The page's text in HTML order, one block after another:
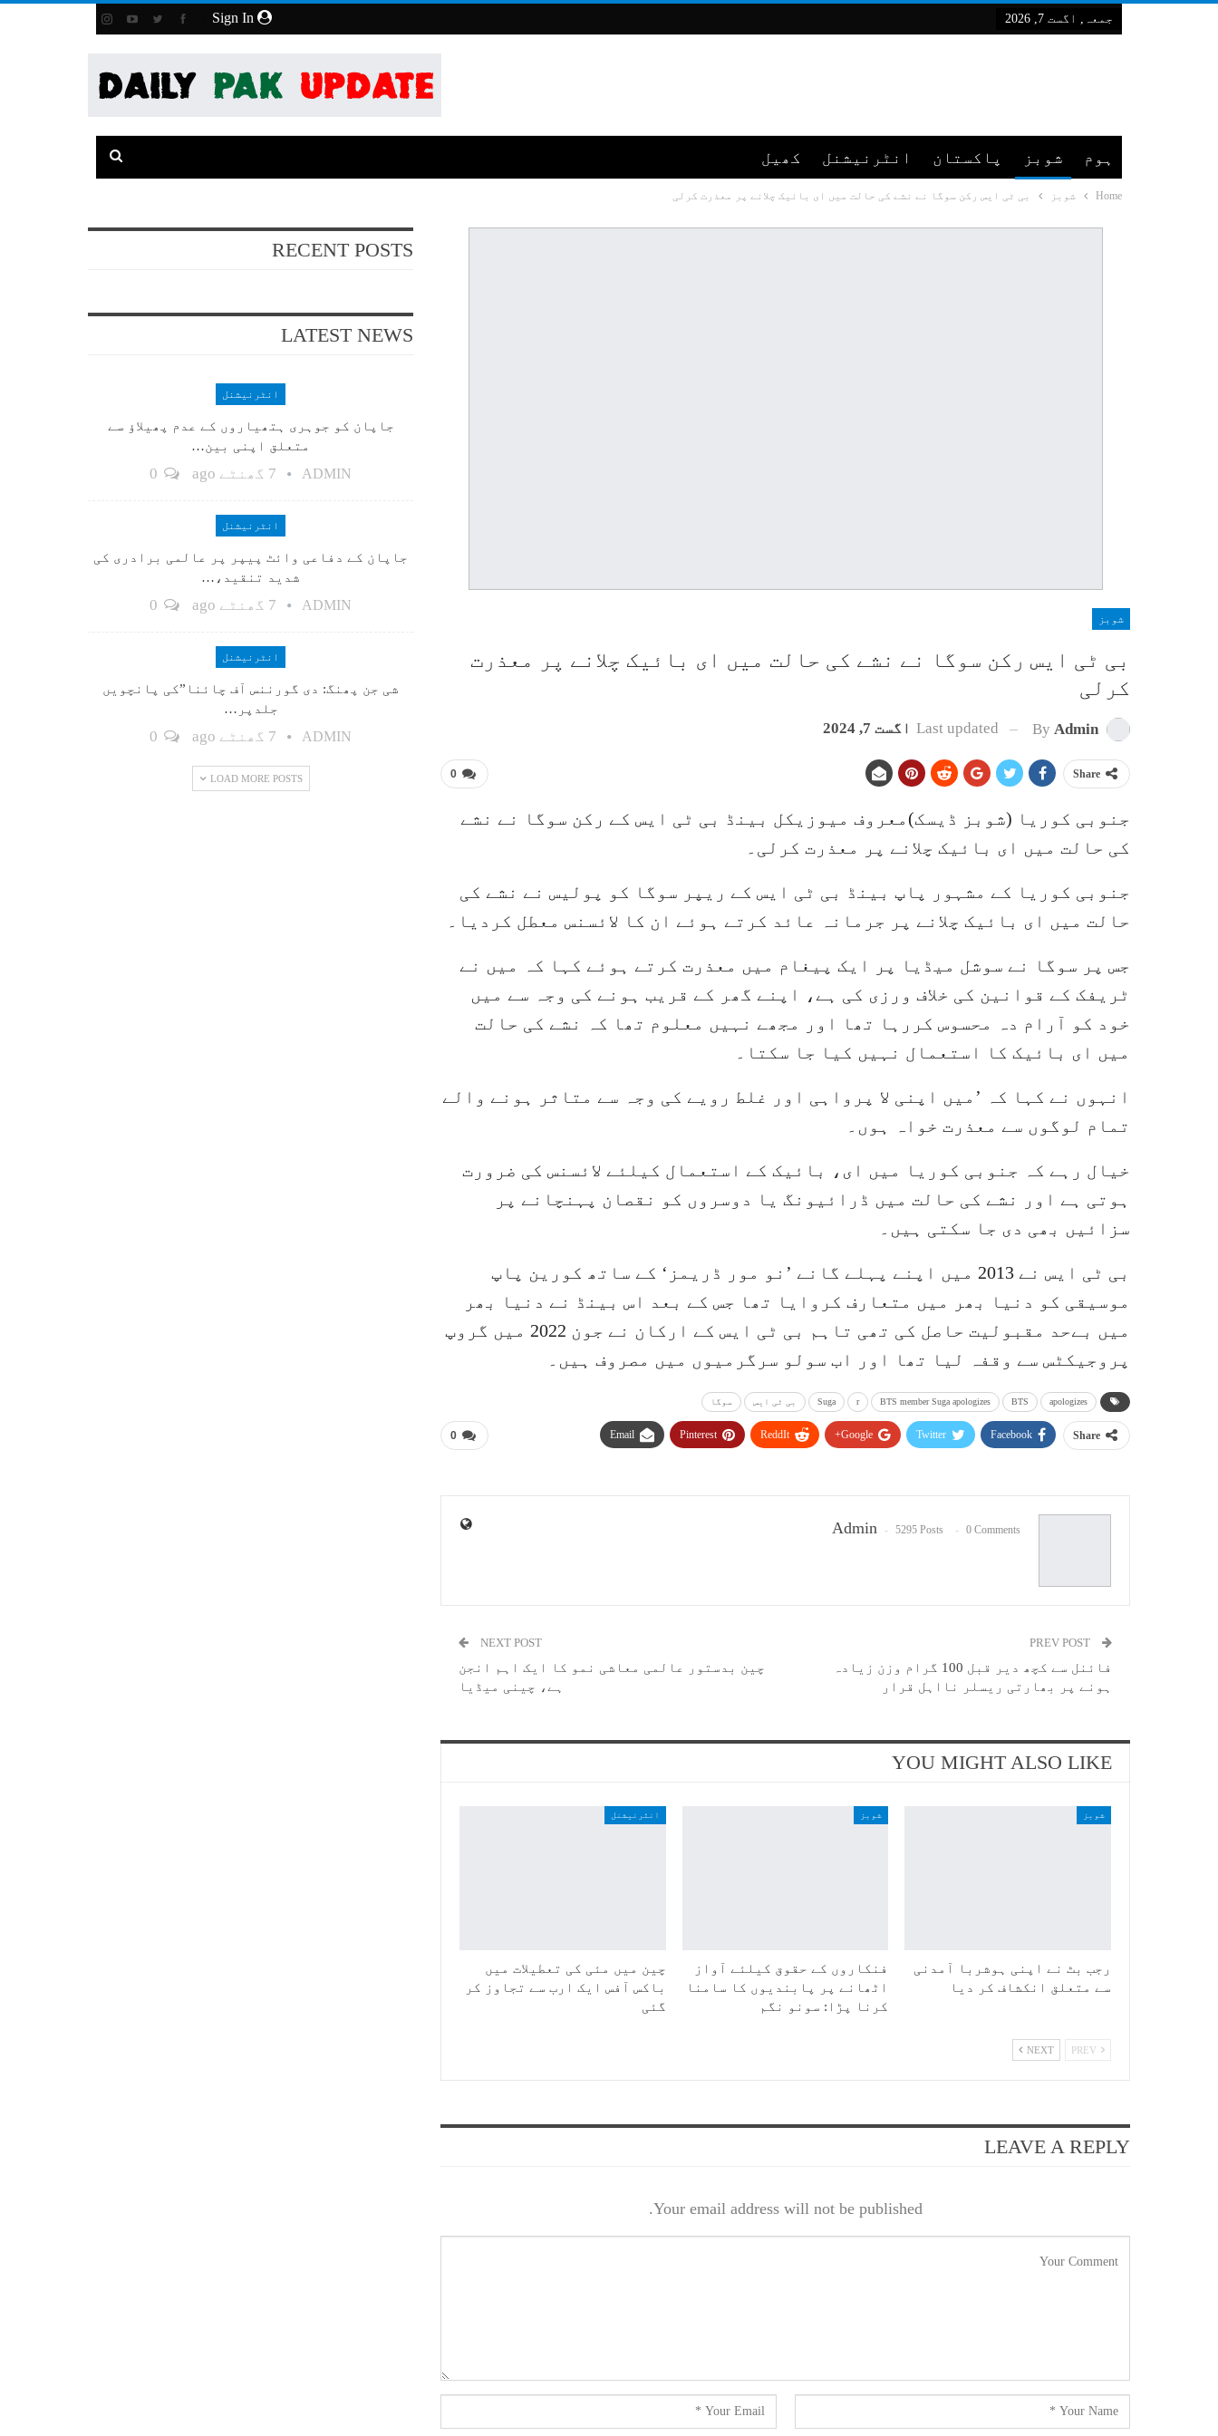
جمعہ, اگست 7, 2026
ہوم شوبز پاکستان انٹرنیشنل کھیل
Home شوبز بی ٹی ایس رکن سوگا نے نشے کی حالت میں ای بائیک چلانے پر معذرت کرلی
شوبز
بی ٹی ایس رکن سوگا نے نشے کی حالت میں ای بائیک چلانے پر معذرت
کرلی
By Admin
Last updated اگست 7, 2024
0 Share
جنوبی کوریا (شوبز ڈیسک)معروف میوزیکل بینڈ بی ٹی ایس کے رکن سوگا نے نشے
کی حالت میں ای بائیک چلانے پر معذرت کرلی۔
جنوبی کوریا کے مشہور پاپ بینڈ بی ٹی ایس کے ریپر سوگا کو پولیس نے نشے کی
حالت میں ای بائیک چلانے پر جرمانہ عائد کرتے ہوئے ان کا لائسنس معطل کردیا۔
جس پر سوگا نے سوشل میڈیا پر ایک پیغام میں معذرت کرتے ہوئے کہا کہ میں نے
ٹریفک کے قوانین کی خلاف ورزی کی ہے، اپنے گھر کے قریب ہونے کی وجہ سے میں
خود کو آرام دہ محسوس کررہا تھا اور مجھے نہیں معلوم تھا کہ نشے کی حالت
میں ای بائیک کا استعمال نہیں کیا جا سکتا۔
انہوں نے کہا کہ ’میں اپنی لا پرواہی اور غلط رویے کی وجہ سے متاثر ہونے والے
تمام لوگوں سے معذرت خواہ ہوں۔
خیال رہے کہ جنوبی کوریا میں ای، بائیک کے استعمال کیلئے لائسنس کی ضرورت
ہوتی ہے اور نشے کی حالت میں ڈرائیونگ یا دوسروں کو نقصان پہنچانے پر
سزائیں بھی دی جا سکتی ہیں۔
بی ٹی ایس نے 2013 میں اپنے پہلے گانے ’نو مور ڈریمز‘ کے ساتھ کورین پاپ
موسیقی کو دنیا بھر میں متعارف کروایا تھا جس کے بعد اس بینڈ نے دنیا بھر
میں بےحد مقبولیت حاصل کی تھی تاہم بی ٹی ایس کے ارکان نے جون 2022 میں گروپ
پروجیکٹس سے وقفہ لیا تھا اور اب سولو سرگرمیوں میں مصروف ہیں۔
apologizes
BTS
BTS member Suga apologizes
r
Suga بی ٹی ایس سوگا
0 Share
Facebook
Twitter
Google+
ReddIt
Pinterest
Email
Admin 5295 Posts 0 Comments
فائنل سے کچھ دیر قبل 100 گرام وزن زیادہ
ہونے پر بھارتی ریسلر نااہل قرار
NEXT POST
چین بدستور عالمی معاشی نمو کا ایک اہم انجن
ہے، چینی میڈیا
YOU MIGHT ALSO LIKE
شوبز
رجب بٹ نے اپنی ہوشربا آمدنی
سے متعلق انکشاف کر دیا
شوبز
فنکاروں کے حقوق کیلئے آواز
اٹھانے پر پابندیوں کا سامنا
کرنا پڑا: سونو نگم
انٹرنیشنل
چین میں مئی کی تعطیلات میں
باکس آفس ایک ارب سے تجاوز کر
گئی
NEXT
LEAVE A REPLY
Your email address will not be published.
RECENT POSTS
LATEST NEWS
انٹرنیشنل
جاپان کو جوہری ہتھیاروں کے عدم پھیلاؤ سے
متعلق اپنی بین…
ADMIN 7 گھنٹے ago
انٹرنیشنل
جاپان کے دفاعی وائٹ پیپر پر عالمی برادری کی
شدید تنقید،…
ADMIN 7 گھنٹے ago
انٹرنیشنل
شی جن پھنگ: دی گورننس آف چائنا”کی پانچویں
جلدپر…
ADMIN 7 گھنٹے ago
LOAD MORE POSTS